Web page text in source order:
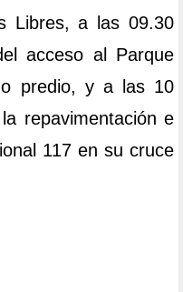
Libres, a las 09.30
acceso al Parque
predio, y a las 10
repavimentación e
117 en su cruce